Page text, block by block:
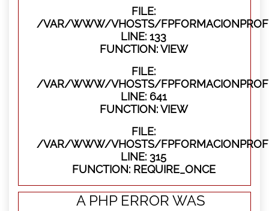
FILE:
/VAR/WWW/VHOSTS/
LINE: 133
FUNCTION: VIEW
FILE:
/VAR/WWW/VHOSTS/
LINE: 641
FUNCTION: VIEW
FILE:
/VAR/WWW/VHOSTS/
LINE: 315
FUNCTION: REQUIRE_ONCE
A PHP ERROR WAS